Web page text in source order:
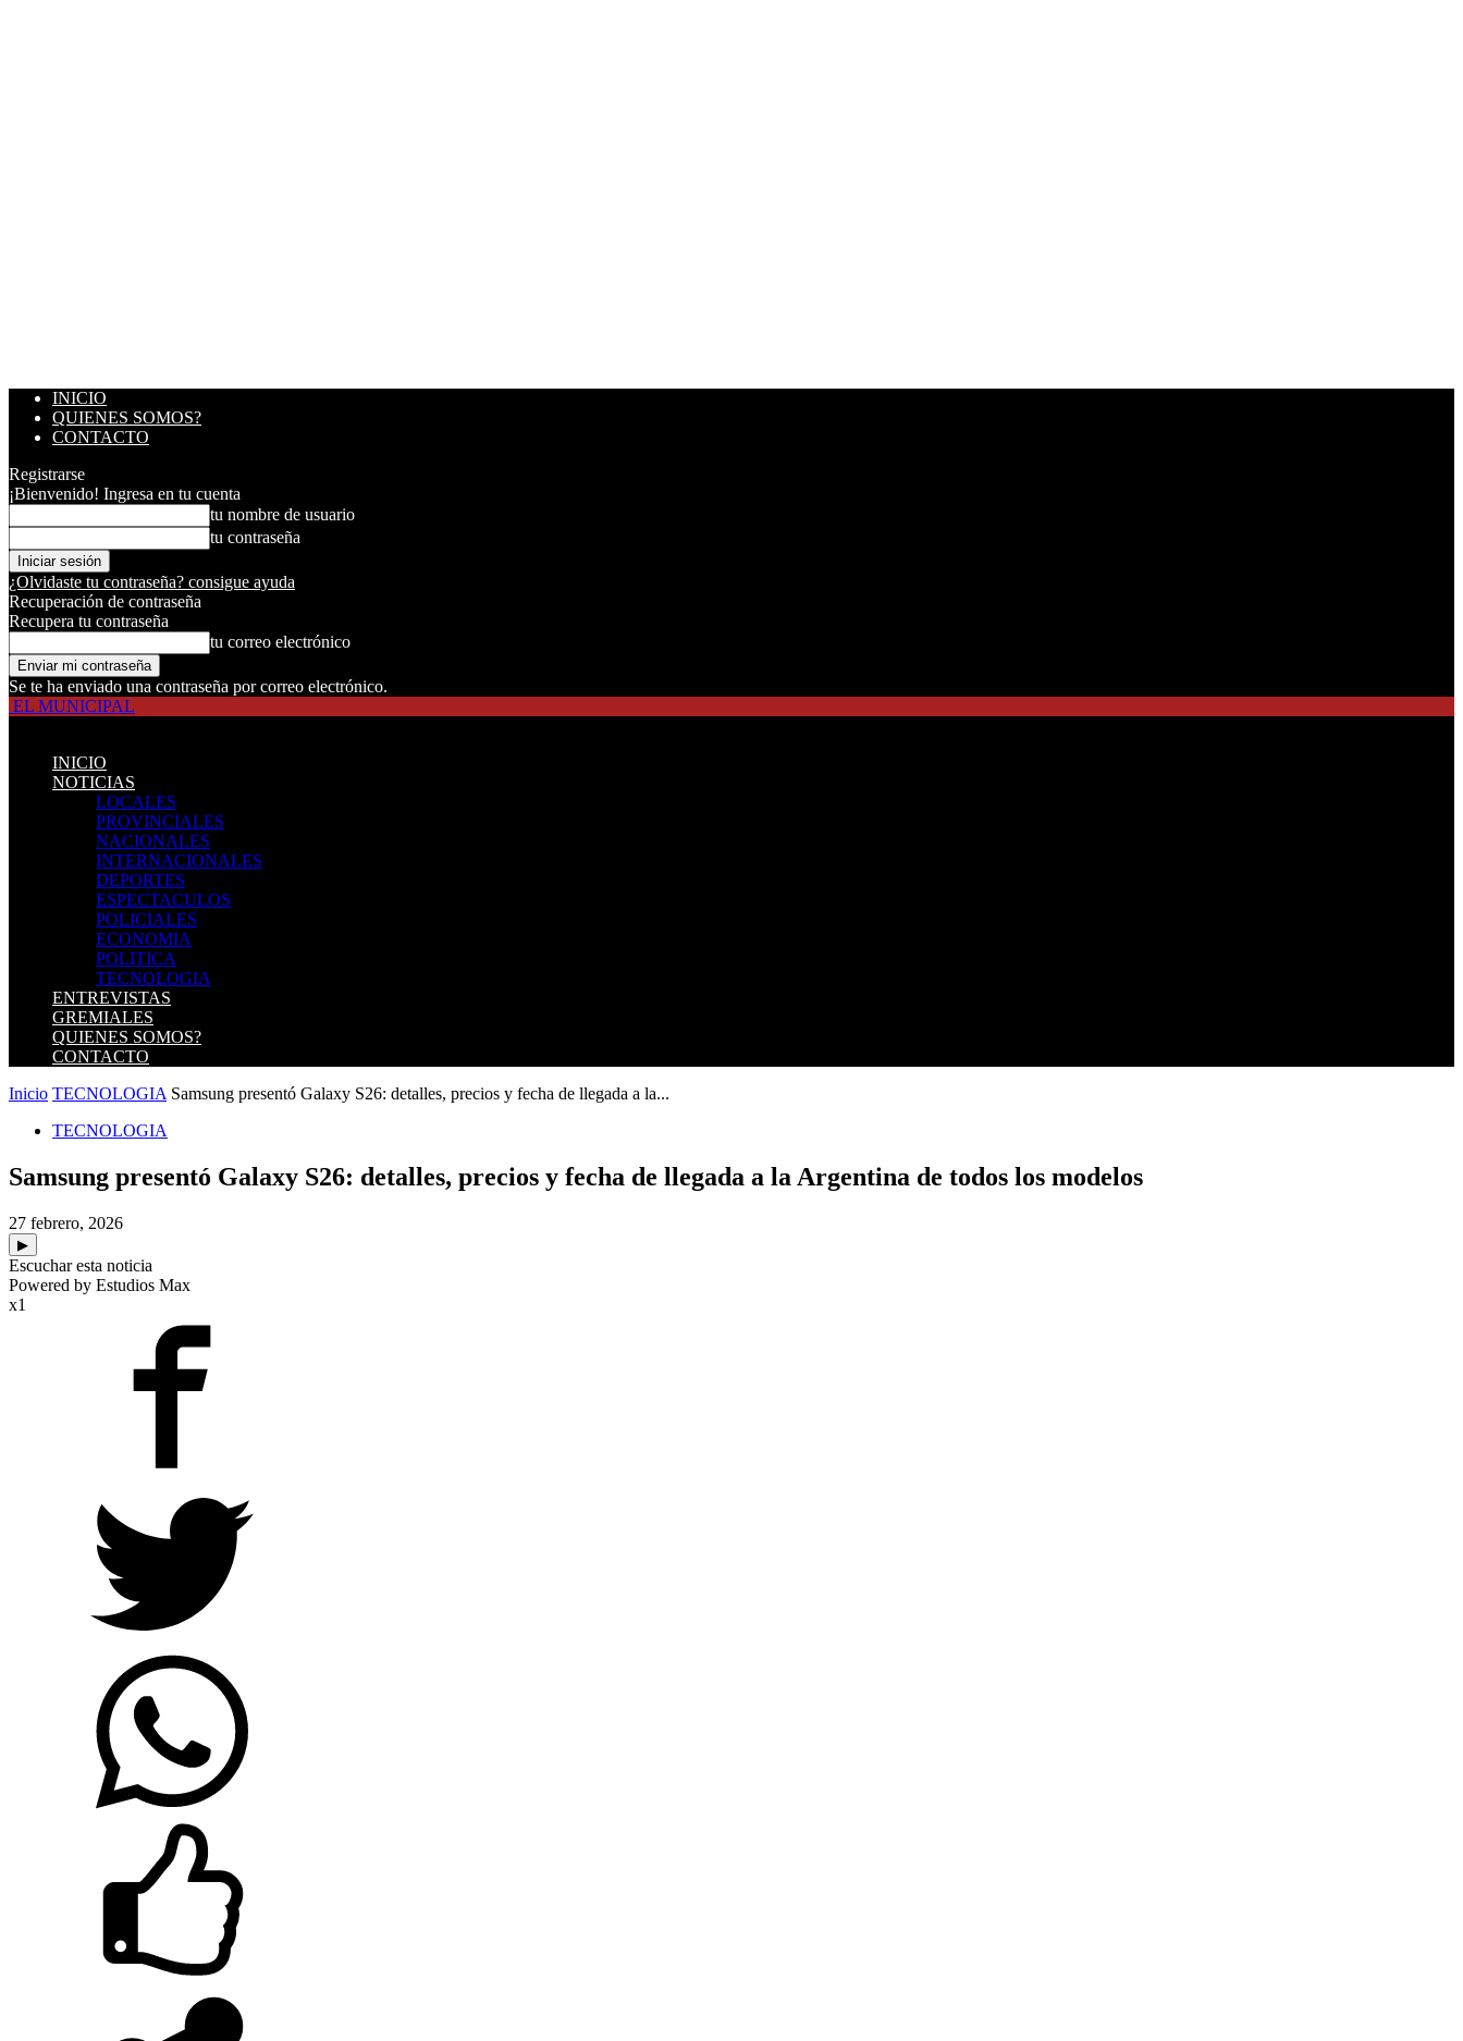
INICIO
QUIENES SOMOS?
CONTACTO
Registrarse
¡Bienvenido! Ingresa en tu cuenta
tu nombre de usuario
tu contraseña
¿Olvidaste tu contraseña? consigue ayuda
Recuperación de contraseña
Recupera tu contraseña
tu correo electrónico
Se te ha enviado una contraseña por correo electrónico.
EL MUNICIPAL
INICIO
NOTICIAS
LOCALES
PROVINCIALES
NACIONALES
INTERNACIONALES
DEPORTES
ESPECTACULOS
POLICIALES
ECONOMIA
POLITICA
TECNOLOGIA
ENTREVISTAS
GREMIALES
QUIENES SOMOS?
CONTACTO
Inicio TECNOLOGIA Samsung presentó Galaxy S26: detalles, precios y fecha de llegada a la...
TECNOLOGIA
Samsung presentó Galaxy S26: detalles, precios y fecha de llegada a la Argentina de todos los modelos
27 febrero, 2026
▶
Escuchar esta noticia
Powered by Estudios Max
x1